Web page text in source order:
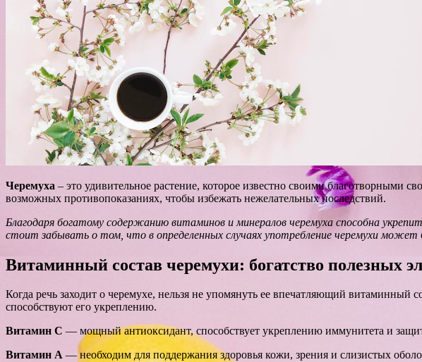
Черемуха – это удивительное растение, которое известно своими благотворными
возможных противопоказаниях, чтобы избежать нежелательных последствий.
Благодаря богатому содержанию витаминов и минералов черемуха способна
стоит забывать о том, что в определенных случаях употребление черемухи
Витаминный состав черемухи: богатство полезных
Когда речь заходит о черемухе, нельзя не упомянуть ее впечатляющий
способствуют его укреплению.
Витамин C — мощный антиоксидант, способствует укреплению иммунитета и
Витамин А — необходим для поддержания здоровья кожи, зрения и слизистых